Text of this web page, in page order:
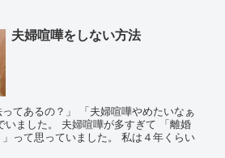
夫婦喧嘩をしない方法
ってあるの？」 「夫婦喧嘩やめたいなぁ
いました。 夫婦喧嘩が多すぎて 「離婚
って思っていました。 私は４年くらい